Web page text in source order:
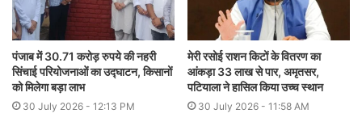
पंजाब में 30.71 करोड़ रुपये की नहरी
सिंचाई परियोजनाओं का उद्घाटन, किसानों
को मिलेगा बड़ा लाभ
30 July 2026 - 12:13 PM
मेरी रसोई राशन किटों के वितरण का
आंकड़ा 33 लाख से पार, अमृतसर,
पटियाला ने हासिल किया उच्च स्थान
30 July 2026 - 11:58 AM